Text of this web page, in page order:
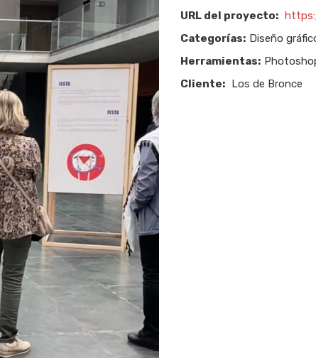
URL del proyecto:
Categorías: Diseño
Herramientas:
Cliente: Los de Bronce